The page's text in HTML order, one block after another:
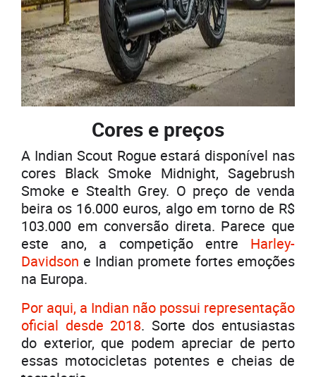
Cores e preços
A Indian Scout Rogue estará disponível nas
cores Black Smoke Midnight, Sagebrush
Smoke e Stealth Grey. O preço de venda
beira os 16.000 euros, algo em torno de R$
103.000 em conversão direta. Parece que
este ano, a competição entre Harley-
Davidson e Indian promete fortes emoções
na Europa.
Por aqui, a Indian não possui representação
oficial desde 2018. Sorte dos entusiastas
do exterior, que podem apreciar de perto
essas motocicletas potentes e cheias de